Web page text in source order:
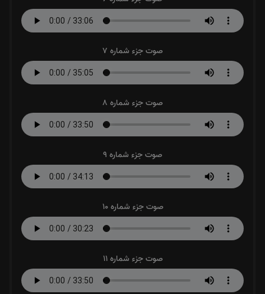
صوت جزء شماره 7
صوت جزء شماره 8
صوت جزء شماره 9
صوت جزء شماره 10
صوت جزء شماره 11